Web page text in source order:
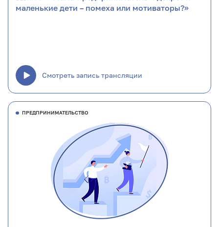
маленькие дети – помеха или мотиваторы?»
Смотреть запись трансляции
ПРЕДПРИНИМАТЕЛЬСТВО